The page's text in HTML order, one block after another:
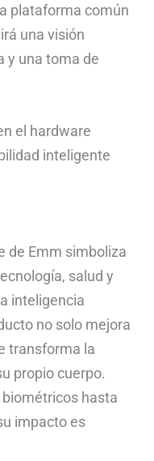
plataforma común
una visión
y una toma de
el hardware
inteligente
de Emm simboliza
salud y
inteligencia
no solo mejora
transforma la
propio cuerpo.
hasta
impacto es